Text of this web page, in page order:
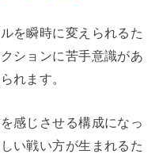
を瞬時に変えられるた
ションに苦手意識があ
れます。
感じさせる構成になっ
い戦い方が生まれるた